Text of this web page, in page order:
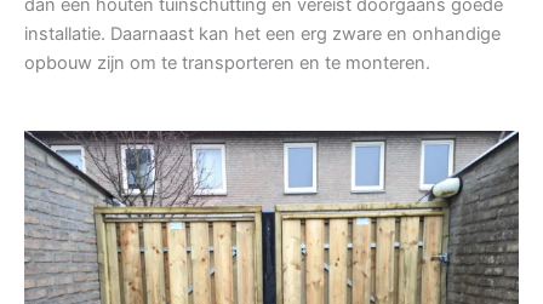
dan een houten tuinschutting en vereist doorgaans goede
installatie. Daarnaast kan het een erg zware en onhandige
opbouw zijn om te transporteren en te monteren.